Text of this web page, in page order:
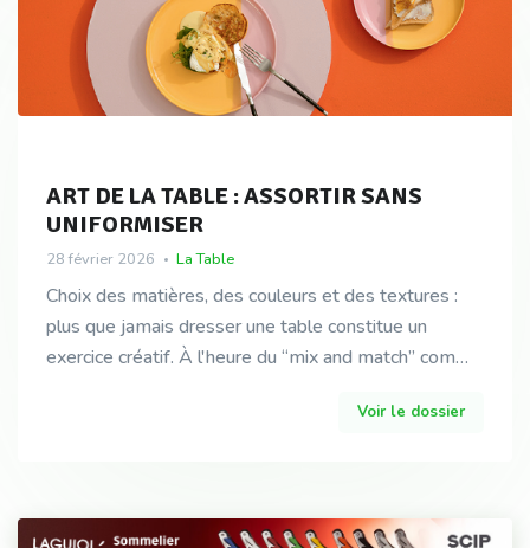
ART DE LA TABLE : ASSORTIR SANS
UNIFORMISER
28 février 2026 La Table
Choix des matières, des couleurs et des textures :
plus que jamais dresser une table constitue un
exercice créatif. À l'heure du “mix and match” comme
Voir le dossier